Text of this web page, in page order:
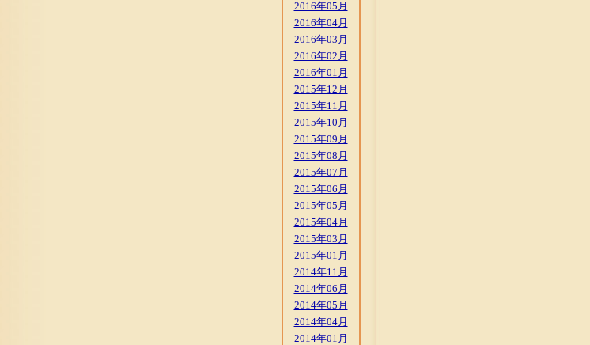
2016年05月
2016年04月
2016年03月
2016年02月
2016年01月
2015年12月
2015年11月
2015年10月
2015年09月
2015年08月
2015年07月
2015年06月
2015年05月
2015年04月
2015年03月
2015年01月
2014年11月
2014年06月
2014年05月
2014年04月
2014年01月